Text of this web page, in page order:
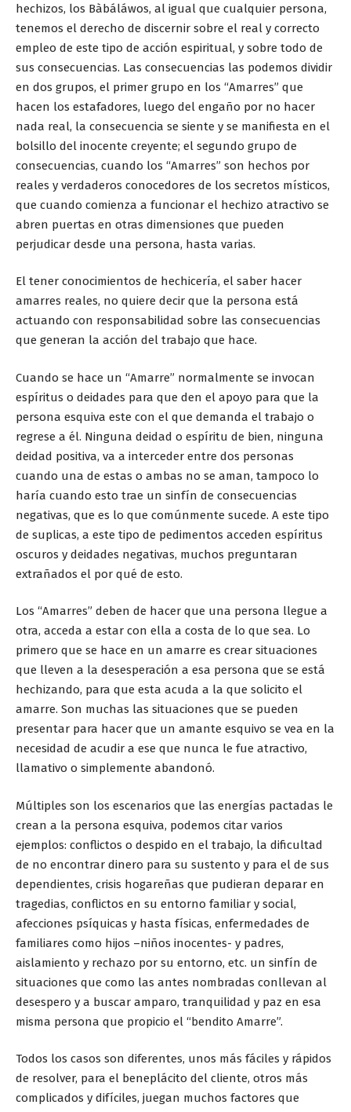
hechizos, los Bàbáláwos, al igual que cualquier persona,
tenemos el derecho de discernir sobre el real y correcto
empleo de este tipo de acción espiritual, y sobre todo de
sus consecuencias. Las consecuencias las podemos dividir
en dos grupos, el primer grupo en los “Amarres” que
hacen los estafadores, luego del engaño por no hacer
nada real, la consecuencia se siente y se manifiesta en el
bolsillo del inocente creyente; el segundo grupo de
consecuencias, cuando los “Amarres” son hechos por
reales y verdaderos conocedores de los secretos místicos,
que cuando comienza a funcionar el hechizo atractivo se
abren puertas en otras dimensiones que pueden
perjudicar desde una persona, hasta varias.
El tener conocimientos de hechicería, el saber hacer
amarres reales, no quiere decir que la persona está
actuando con responsabilidad sobre las consecuencias
que generan la acción del trabajo que hace.
Cuando se hace un “Amarre” normalmente se invocan
espíritus o deidades para que den el apoyo para que la
persona esquiva este con el que demanda el trabajo o
regrese a él. Ninguna deidad o espíritu de bien, ninguna
deidad positiva, va a interceder entre dos personas
cuando una de estas o ambas no se aman, tampoco lo
haría cuando esto trae un sinfín de consecuencias
negativas, que es lo que comúnmente sucede. A este tipo
de suplicas, a este tipo de pedimentos acceden espíritus
oscuros y deidades negativas, muchos preguntaran
extrañados el por qué de esto.
Los “Amarres” deben de hacer que una persona llegue a
otra, acceda a estar con ella a costa de lo que sea. Lo
primero que se hace en un amarre es crear situaciones
que lleven a la desesperación a esa persona que se está
hechizando, para que esta acuda a la que solicito el
amarre. Son muchas las situaciones que se pueden
presentar para hacer que un amante esquivo se vea en la
necesidad de acudir a ese que nunca le fue atractivo,
llamativo o simplemente abandonó.
Múltiples son los escenarios que las energías pactadas le
crean a la persona esquiva, podemos citar varios
ejemplos: conflictos o despido en el trabajo, la dificultad
de no encontrar dinero para su sustento y para el de sus
dependientes, crisis hogareñas que pudieran deparar en
tragedias, conflictos en su entorno familiar y social,
afecciones psíquicas y hasta físicas, enfermedades de
familiares como hijos –niños inocentes- y padres,
aislamiento y rechazo por su entorno, etc. un sinfín de
situaciones que como las antes nombradas conllevan al
desespero y a buscar amparo, tranquilidad y paz en esa
misma persona que propicio el “bendito Amarre”.
Todos los casos son diferentes, unos más fáciles y rápidos
de resolver, para el beneplácito del cliente, otros más
complicados y difíciles, juegan muchos factores que